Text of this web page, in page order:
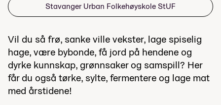
Stavanger Urban Folkehøyskole StUF
Vil du så frø, sanke ville vekster, lage spiselig
hage, være bybonde, få jord på hendene og
dyrke kunnskap, grønnsaker og samspill? Her
får du også tørke, sylte, fermentere og lage mat
med årstidene!